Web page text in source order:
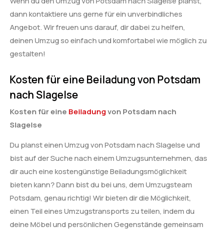
dann kontaktiere uns gerne für ein unverbindliches
Angebot. Wir freuen uns darauf, dir dabei zu helfen,
deinen Umzug so einfach und komfortabel wie möglich zu
gestalten!
Kosten für eine Beiladung von Potsdam
nach Slagelse
Kosten für eine Beiladungvon Potsdam nach
Slagelse
Du planst einen Umzug von Potsdam nach Slagelse und
bist auf der Suche nach einem Umzugsunternehmen, das
dir auch eine kostengünstige Beiladungsmöglichkeit
bieten kann? Dann bist du bei uns, dem Umzugsteam
Potsdam, genau richtig! Wir bieten dir die Möglichkeit,
einen Teil eines Umzugstransports zu teilen, indem du
deine Möbel und persönlichen Gegenstände gemeinsam